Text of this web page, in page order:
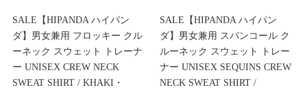
SALE【HIPANDA ハイパン
ダ】男女兼用 フロッキー クル
ーネック スウェット トレーナ
ー UNISEX CREW NECK
SWEAT SHIRT / KHAKI・
SALE【HIPANDA ハイパン
ダ】男女兼用 スパンコール ク
ルーネック スウェット トレー
ナー UNISEX SEQUINS CREW
NECK SWEAT SHIRT /